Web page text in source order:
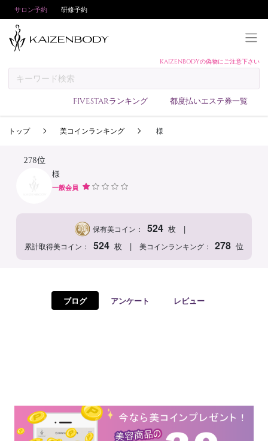
サロン予約 研修予約
KAIZENBODYの偽物にご注意下さい
FIVESTARランキング 都度払いエステ券一覧
予約方法
サロンランキング
トップ 美コインランキング 様
278位
様
一般会員
保有美コイン： 524枚 |
累計取得美コイン： 524枚 | 美コインランキング： 278 位
ブログ アンケート レビュー